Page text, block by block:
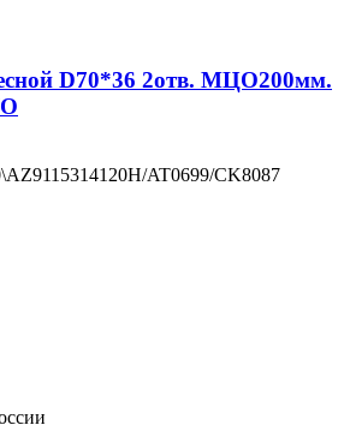
D70*36 2отв. МЦО200мм.
AT0699/CK8087